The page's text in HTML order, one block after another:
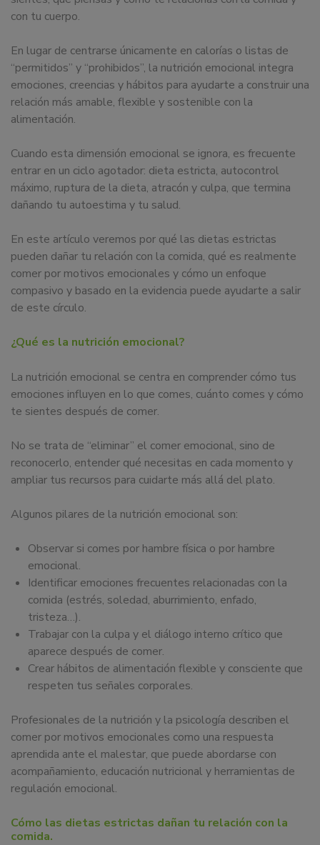
particulares,
instituciones,
empresas,
ferias,
eventos.
con tu cuerpo.
En lugar de centrarse únicamente en calorías o listas de
“permitidos” y “prohibidos”, la nutrición emocional integra
emociones, creencias y hábitos para ayudarte a construir una
relación más amable, flexible y sostenible con la
alimentación.
Cuando esta dimensión emocional se ignora, es frecuente
entrar en un ciclo agotador: dieta estricta, autocontrol
máximo, ruptura de la dieta, atracón y culpa, que termina
dañando tu autoestima y tu salud.
En este artículo veremos por qué las dietas estrictas
pueden dañar tu relación con la comida, qué es realmente
comer por motivos emocionales y cómo un enfoque
compasivo y basado en la evidencia puede ayudarte a salir
de este círculo.
¿Qué es la nutrición emocional?
La nutrición emocional se centra en comprender cómo tus
emociones influyen en lo que comes, cuánto comes y cómo
te sientes después de comer.
No se trata de “eliminar” el comer emocional, sino de
reconocerlo, entender qué necesitas en cada momento y
ampliar tus recursos para cuidarte más allá del plato.
Algunos pilares de la nutrición emocional son:
Observar si comes por hambre física o por hambre
emocional.
Identificar emociones frecuentes relacionadas con la
comida (estrés, soledad, aburrimiento, enfado,
tristeza…).
Trabajar con la culpa y el diálogo interno crítico que
aparece después de comer.
Crear hábitos de alimentación flexible y consciente que
respeten tus señales corporales.
Profesionales de la nutrición y la psicología describen el
comer por motivos emocionales como una respuesta
aprendida ante el malestar, que puede abordarse con
acompañamiento, educación nutricional y herramientas de
regulación emocional.
Cómo las dietas estrictas dañan tu relación con la
comida.